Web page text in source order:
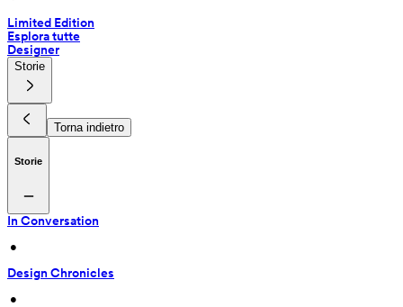
Limited Edition
Esplora tutte
Designer
Storie
Torna indietro
Storie
In Conversation
•
Design Chronicles
•